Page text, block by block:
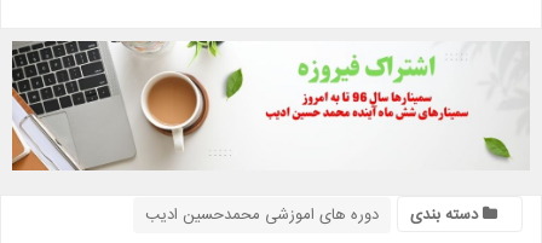
دسته بندی دوره های اموزشی محمدحسین ادیب